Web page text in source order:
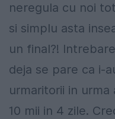
neregula cu noi
si simplu asta
un final?!
deja se pare ca i-
urmaritorii in
10 mii in 4 zile.